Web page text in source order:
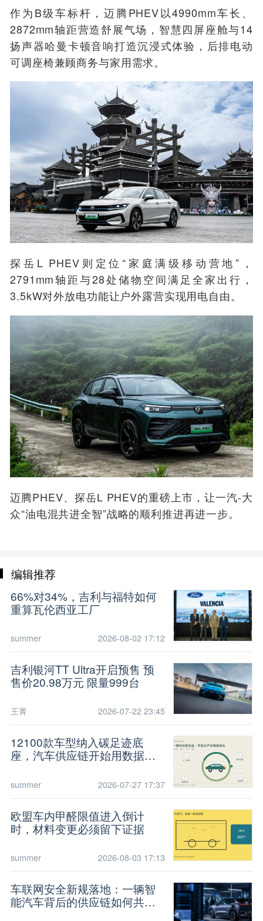
作为B级车标杆，迈腾PHEV以4990mm车长、
2872mm轴距营造舒展气场，智慧四屏座舱与14
扬声器哈曼卡顿音响打造沉浸式体验，后排电动
可调座椅兼顾商务与家用需求。
探岳L PHEV则定位“家庭满级移动营地” ，
2791mm轴距与28处储物空间满足全家出行，
3.5kW对外放电功能让户外露营实现用电自由。
迈腾PHEV、探岳L PHEV的重磅上市，让一汽-大
众“油电混共进全智”战略的顺利推进再进一步。
编辑推荐
66%对34%，吉利与福特如何
重算瓦伦西亚工厂
summer 2026-08-02 17:12
吉利银河TT Ultra开启预售 预
售价20.98万元 限量999台
王菁 2026-07-22 23:45
12100款车型纳入碳足迹底
座，汽车供应链开始用数据减
summer 2026-07-27 17:37
欧盟车内甲醛限值进入倒计
时，材料变更必须留下证据
summer 2026-08-03 17:13
车联网安全新规落地：一辆智
能汽车背后的供应链如何共担